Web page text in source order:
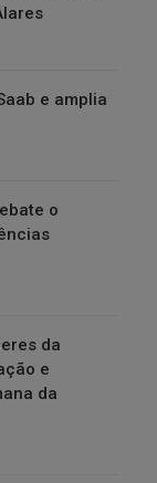
e amplia
o
da
e
da